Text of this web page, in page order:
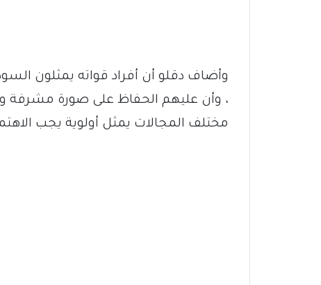
وأضاف دقلو أن أفراد قواته يمثلون
، وأن عليهم الحفاظ على صورة مشرفة
مختلف المجالات يمثل أولوية يجب